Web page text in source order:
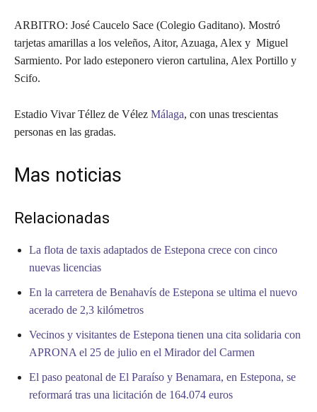
ARBITRO: José Caucelo Sace (Colegio Gaditano). Mostró
tarjetas amarillas a los veleños, Aitor, Azuaga, Alex y Miguel
Sarmiento. Por lado esteponero vieron cartulina, Alex Portillo y
Scifo.
Estadio Vivar Téllez de Vélez Málaga, con unas trescientas
personas en las gradas.
Mas noticias
Relacionadas
La flota de taxis adaptados de Estepona crece con cinco
nuevas licencias
En la carretera de Benahavís de Estepona se ultima el nuevo
acerado de 2,3 kilómetros
Vecinos y visitantes de Estepona tienen una cita solidaria con
APRONA el 25 de julio en el Mirador del Carmen
El paso peatonal de El Paraíso y Benamara, en Estepona, se
reformará tras una licitación de 164.074 euros